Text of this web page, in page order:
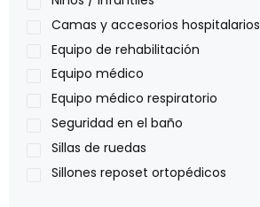
Philips
Pride
Roho
Sillas de ruedas Everest Jennings
Stealth products
Xiehe Medical
Camas y accesorios hospitalarios
Equipo de rehabilitación
Equipo médico
Equipo médico respiratorio
Seguridad en el baño
Sillas de ruedas
Sillones reposet ortopédicos